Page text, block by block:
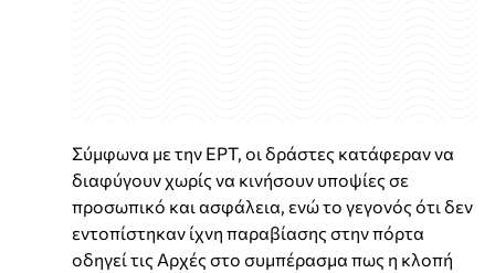
Σύμφωνα με την ΕΡΤ, οι δράστες κατάφεραν να
διαφύγουν χωρίς να κινήσουν υποψίες σε
προσωπικό και ασφάλεια, ενώ το γεγονός ότι δεν
εντοπίστηκαν ίχνη παραβίασης στην πόρτα
οδηγεί τις Αρχές στο συμπέρασμα πως η κλοπή